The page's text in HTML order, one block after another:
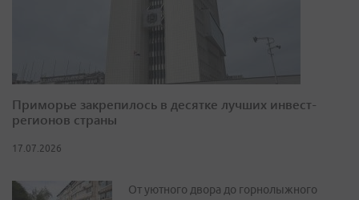
Приморье закрепилось в десятке лучших инвест-
регионов страны
17.07.2026
От уютного двора до горнолыжного